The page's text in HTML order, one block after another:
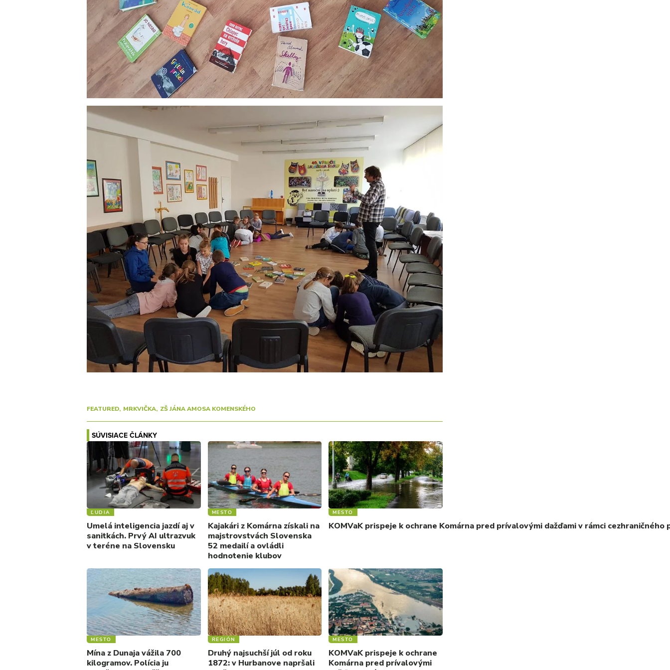
FEATURED MRKVIČKA ZŠ JÁNA AMOSA KOMENSKÉHO
SÚVISIACE ČLÁNKY
ĽUDIA
Umelá inteligencia jazdí aj v
sanitkách. Prvý AI ultrazvuk
v teréne na Slovensku
MESTO
Kajakári z Komárna získali na
majstrovstvách Slovenska
52 medailí a ovládli
hodnotenie klubov
MESTO
KOMVaK prispeje k ochrane Komárna pred prívalovými dažďami v rámci cezhraničného
MESTO
Mína z Dunaja vážila 700
kilogramov. Polícia ju
REGIÓN
Druhý najsuchší júl od roku
1872: v Hurbanove napršali
MESTO
KOMVaK prispeje k ochrane
Komárna pred prívalovými